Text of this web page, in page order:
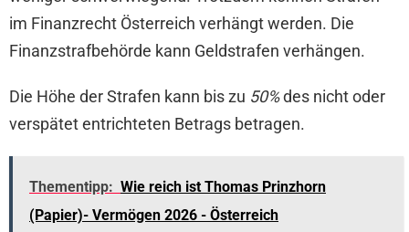
im Finanzrecht Österreich verhängt werden. Die
Finanzstrafbehörde kann Geldstrafen verhängen.
Die Höhe der Strafen kann bis zu 50%des nicht oder
verspätet entrichteten Betrags betragen.
Thementipp: Wie reich ist Thomas Prinzhorn
(Papier)- Vermögen 2026 - Österreich